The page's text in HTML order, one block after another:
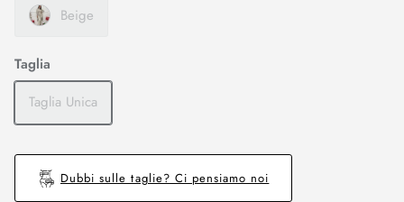
Beige
Taglia
Taglia Unica
Dubbi sulle taglie? Ci pensiamo noi